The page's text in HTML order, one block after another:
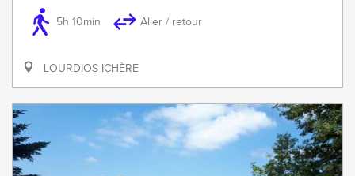
5h 10min Aller / retour
LOURDIOS-ICHÈRE